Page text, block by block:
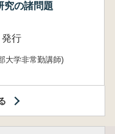
究の諸問題
発行
大学非常勤講師)